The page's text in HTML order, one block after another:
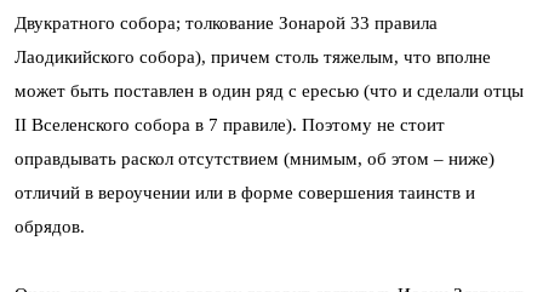
Двукратного собора; толкование Зонарой 33 правила
Лаодикийского собора), причем столь тяжелым, что вполне
может быть поставлен в один ряд с ересью (что и сделали отцы
II Вселенского собора в 7 правиле). Поэтому не стоит
оправдывать раскол отсутствием (мнимым, об этом – ниже)
отличий в вероучении или в форме совершения таинств и
обрядов.